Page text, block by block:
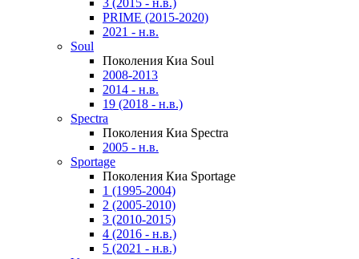
3 (2015 - н.в.)
PRIME (2015-2020)
2021 - н.в.
Soul
Поколения Киа Soul
2008-2013
2014 - н.в.
19 (2018 - н.в.)
Spectra
Поколения Киа Spectra
2005 - н.в.
Sportage
Поколения Киа Sportage
1 (1995-2004)
2 (2005-2010)
3 (2010-2015)
4 (2016 - н.в.)
5 (2021 - н.в.)